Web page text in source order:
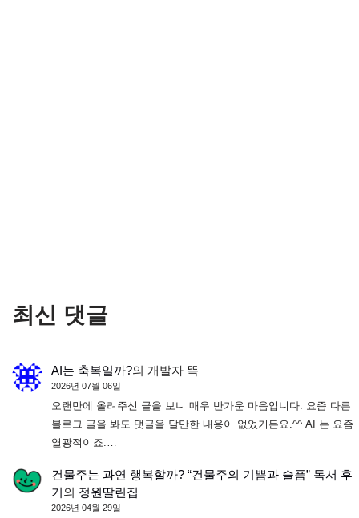
최신 댓글
AI는 축복일까?의 개발자 뜩
2026년 07월 06일
오랜만에 올려주신 글을 보니 매우 반가운 마음입니다. 요즘 다른
블로그 글을 봐도 댓글을 달만한 내용이 없었거든요.^^ AI 는 요즘
열광적이죠.…
건물주는 과연 행복할까? “건물주의 기쁨과 슬픔” 독서 후
기의 정원딸린집
2026년 04월 29일